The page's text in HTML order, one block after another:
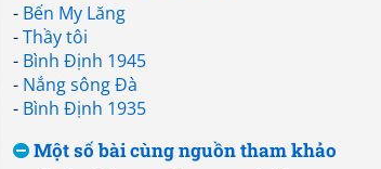
- Bến My Lăng
-Thầy tôi
- Bình Định 1945
- Nắng sông Đà
- Bình Định 1935
Một số bài cùng nguồn tham khảo